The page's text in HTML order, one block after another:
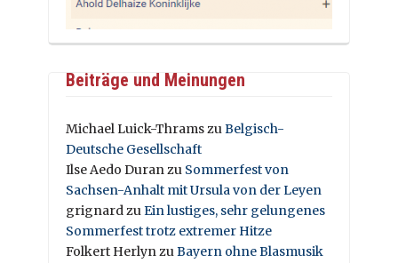
Beiträge und Meinungen
Michael Luick-ThramszuBelgisch-
Deutsche Gesellschaft
Ilse Aedo Duranzu Sommerfest von
Sachsen-Anhalt mit Ursula von der Leyen
grignardzuEin lustiges, sehr gelungenes
Sommerfest trotz extremer Hitze
Folkert HerlynzuBayern ohne Blasmusik